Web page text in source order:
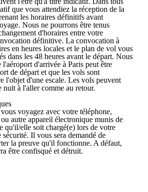
que vous attendiez la réception de la
les horaires définitifs avant
Nous ne pourrons être tenus
d'horaires entre votre
définitive. La convocation à
en heures locales et le plan de vol vous
dans les 48 heures avant le départ. Nous
l'aéroport d'arrivée à Paris peut être
de départ et que les vols sont
l'objet d'une escale. Les vols peuvent
nuit à l'aller comme au retour.
voyagez avec votre téléphone,
autre appareil électronique munis de
qu'il/elle soit chargé(e) lors de votre
sécurité. Il vous sera demandé de
la preuve qu'il fonctionne. A défaut,
être confisqué et détruit.